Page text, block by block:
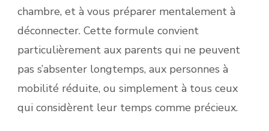
chambre, et à vous préparer mentalement à
déconnecter. Cette formule convient
particulièrement aux parents qui ne peuvent
pas s’absenter longtemps, aux personnes à
mobilité réduite, ou simplement à tous ceux
qui considèrent leur temps comme précieux.